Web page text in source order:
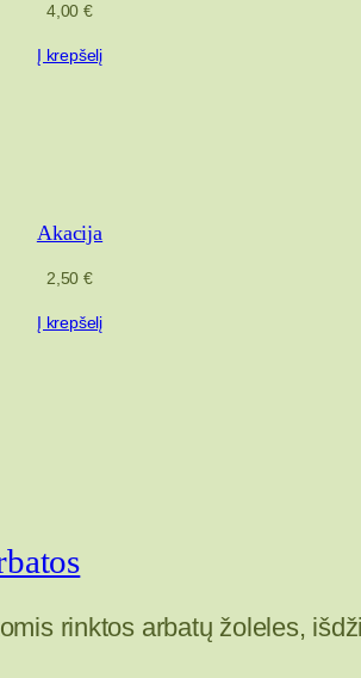
4,00€
Į krepšelį
Akacija
2,50€
Į krepšelį
rinktos arbatų žoleles,